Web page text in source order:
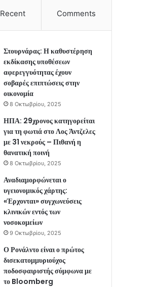
Recent Comments
Στουρνάρας: Η καθυστέρηση
εκδίκασης υποθέσεων
αφερεγγυότητας έχουν
σοβαρές επιπτώσεις στην
οικονομία
8 Οκτωβρίου, 2025
ΗΠΑ: 29χρονος κατηγορείται
για τη φωτιά στο Λος Άντζελες
με 31 νεκρούς – Πιθανή η
θανατική ποινή
8 Οκτωβρίου, 2025
Αναδιαμορφώνεται ο
υγειονομικός χάρτης:
«Έρχονται» συγχωνεύσεις
κλινικών εντός των
νοσοκομείων
9 Οκτωβρίου, 2025
Ο Ρονάλντο είναι ο πρώτος
δισεκατομμυριούχος
ποδοσφαιριστής σύμφωνα με
το Bloomberg